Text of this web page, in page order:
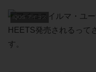
IQOS アイコス